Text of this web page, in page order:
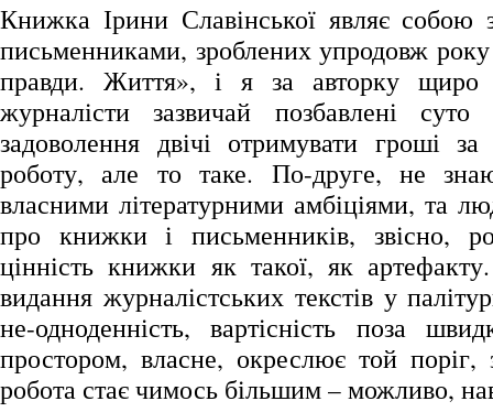
Книжка Ірини Славінської являє собою
письменниками, зроблених упродовж року
правди. Життя», і я за авторку щиро
журналісти зазвичай позбавлені суто
задоволення двічі отримувати гроші
роботу, але то таке. По-друге, не
власними літературними амбіціями, та
про книжки і письменників, звісно,
цінність книжки як такої, як
видання журналістських текстів у
не-одноденність, вартісність поза
простором, власне, окреслює той
робота стає чимось більшим – можливо,